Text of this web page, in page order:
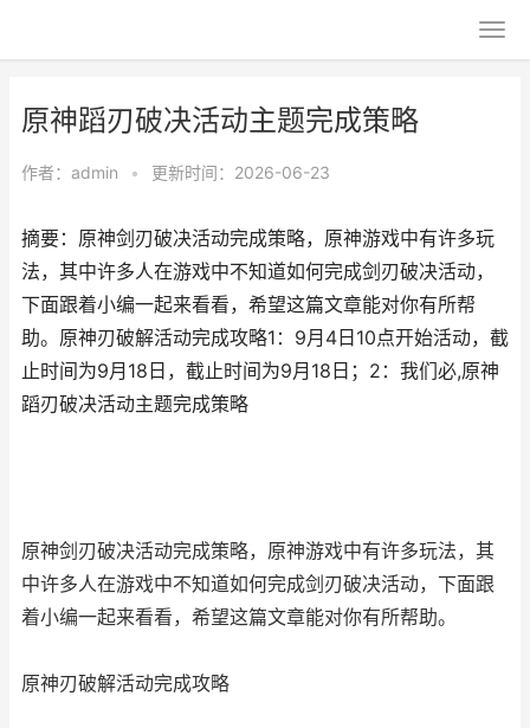
原神蹈刃破决活动主题完成策略
作者： admin • 更新时间：2026-06-23
摘要：原神剑刃破决活动完成策略，原神游戏中有许多玩
法，其中许多人在游戏中不知道如何完成剑刃破决活动，
下面跟着小编一起来看看，希望这篇文章能对你有所帮
助。原神刃破解活动完成攻略1：9月4日10点开始活动，截
止时间为9月18日，截止时间为9月18日；2：我们必,原神
蹈刃破决活动主题完成策略
原神剑刃破决活动完成策略，原神游戏中有许多玩法，其
中许多人在游戏中不知道如何完成剑刃破决活动，下面跟
着小编一起来看看，希望这篇文章能对你有所帮助。
原神刃破解活动完成攻略